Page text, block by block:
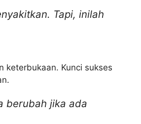
Tapi, inilah
keterbukaan. Kunci sukses
berubah jika ada